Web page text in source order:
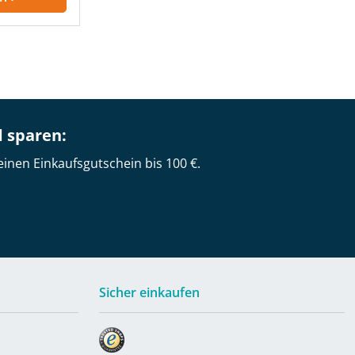
sparen:
Einkaufsgutschein bis 100 €.
Sicher einkaufen